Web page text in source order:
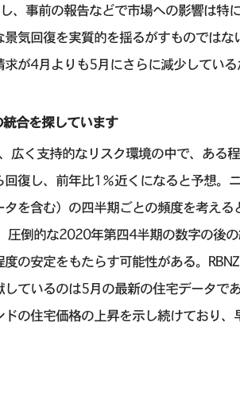
、事前の報告などで市場への影響は特
気回復を実質的を揺るがすものではな
が4月よりも5月にさらに減少してい
合を探しています
広く支持的なリスク環境の中で、ある
復し、前年比1％近くになると予想。
を含む）の四半期ごとの頻度を考える
圧倒的な2020年第四4半期の数字の後
の安定をもたらす可能性がある。
ているのは5月の最新の住宅データで
の住宅価格の上昇を示し続けており、